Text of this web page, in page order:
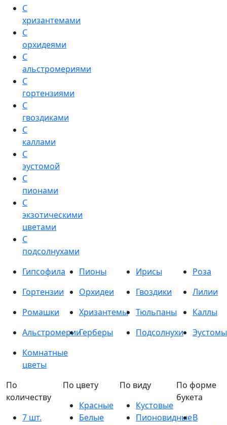
С
хризантемами
С
орхидеями
С
альстромериями
С
гортензиями
С
гвоздиками
С
каллами
С
эустомой
С
пионами
С
экзотическими
цветами
С
подсолнухами
Гипсофила
Пионы Ирисы
Роза
Гортензии
Орхидеи Гвоздики
Лилии
Ромашки
Хризантемы Тюльпаны
Каллы
АльстромерииГерберы Подсолнухи
Эустомы
Комнатные
цветы
По
количеству
7 шт.
По цвету
Красные
Белые
По виду
Кустовые
Пионовидные
По форме
букета
В